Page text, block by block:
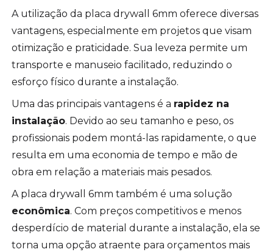
A utilização da placa drywall 6mm oferece diversas
vantagens, especialmente em projetos que visam
otimização e praticidade. Sua leveza permite um
transporte e manuseio facilitado, reduzindo o
esforço físico durante a instalação.
Uma das principais vantagens é a rapidez na
instalação. Devido ao seu tamanho e peso, os
profissionais podem montá-las rapidamente, o que
resulta em uma economia de tempo e mão de
obra em relação a materiais mais pesados.
A placa drywall 6mm também é uma solução
econômica. Com preços competitivos e menos
desperdício de material durante a instalação, ela se
torna uma opção atraente para orçamentos mais